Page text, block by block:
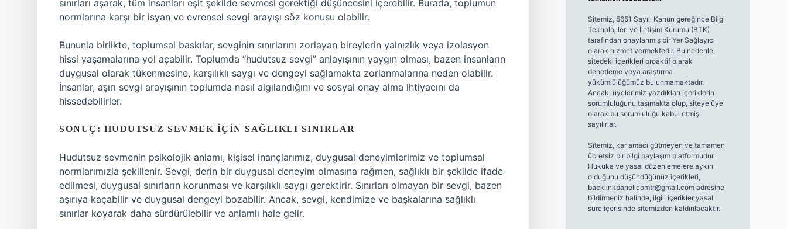
sınırları aşarak, tüm insanları eşit şekilde sevmesi gerektiği düşüncesini içerebilir. Burada, toplumun
normlarına karşı bir isyan ve evrensel sevgi arayışı söz konusu olabilir.
Bununla birlikte, toplumsal baskılar, sevginin sınırlarını zorlayan bireylerin yalnızlık veya izolasyon
hissi yaşamalarına yol açabilir. Toplumda “hudutsuz sevgi” anlayışının yaygın olması, bazen insanların
duygusal olarak tükenmesine, karşılıklı saygı ve dengeyi sağlamakta zorlanmalarına neden olabilir.
İnsanlar, aşırı sevgi arayışının toplumda nasıl algılandığını ve sosyal onay alma ihtiyacını da
hissedebilirler.
SONUÇ: HUDUTSUZ SEVMEK İÇIN SAĞLIKLI SINIRLAR
Hudutsuz sevmenin psikolojik anlamı, kişisel inançlarımız, duygusal deneyimlerimiz ve toplumsal
normlarımızla şekillenir. Sevgi, derin bir duygusal deneyim olmasına rağmen, sağlıklı bir şekilde ifade
edilmesi, duygusal sınırların korunması ve karşılıklı saygı gerektirir. Sınırları olmayan bir sevgi, bazen
aşırıya kaçabilir ve duygusal dengeyi bozabilir. Ancak, sevgi, kendimize ve başkalarına sağlıklı
sınırlar koyarak daha sürdürülebilir ve anlamlı hale gelir.
Sitemiz, 5651 Sayılı Kanun gereğince Bilgi
Teknolojileri ve İletişim Kurumu (BTK)
tarafından onaylanmış bir Yer Sağlayıcı
olarak hizmet vermektedir. Bu nedenle,
sitedeki içerikleri proaktif olarak
denetleme veya araştırma
yükümlülüğümüz bulunmamaktadır.
Ancak, üyelerimiz yazdıkları içeriklerin
sorumluluğunu taşımakta olup, siteye üye
olarak bu sorumluluğu kabul etmiş
sayılırlar.
Sitemiz, kar amacı gütmeyen ve tamamen
ücretsiz bir bilgi paylaşım platformudur.
Hukuka ve yasal düzenlemelere aykırı
olduğunu düşündüğünüz içerikleri,
backlinkpanelicomtr@gmail.comadresine
bildirmeniz halinde, ilgili içerikler yasal
süre içerisinde sitemizden kaldırılacaktır.